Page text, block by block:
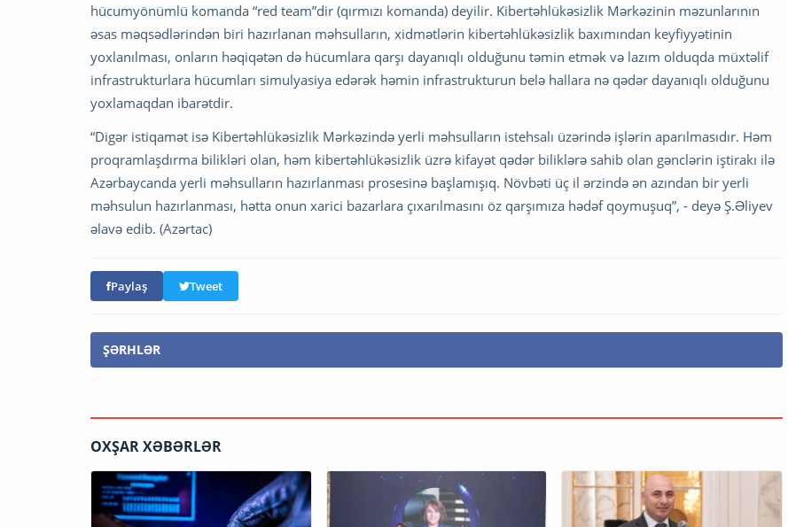
hücumyönümlü komanda “red team”dir (qırmızı komanda) deyilir. Kibertəhlükəsizlik Mərkəzinin məzunlarının
əsas məqsədlərindən biri hazırlanan məhsulların, xidmətlərin kibertəhlükəsizlik baxımından keyfiyyətinin
yoxlanılması, onların həqiqətən də hücumlara qarşı dayanıqlı olduğunu təmin etmək və lazım olduqda müxtəlif
infrastrukturlara hücumları simulyasiya edərək həmin infrastrukturun belə hallara nə qədər dayanıqlı olduğunu
yoxlamaqdan ibarətdir.
“Digər istiqamət isə Kibertəhlükəsizlik Mərkəzində yerli məhsulların istehsalı üzərində işlərin aparılmasıdır. Həm
proqramlaşdırma bilikləri olan, həm kibertəhlükəsizlik üzrə kifayət qədər biliklərə sahib olan gənclərin iştirakı ilə
Azərbaycanda yerli məhsulların hazırlanması prosesinə başlamışıq. Növbəti üç il ərzində ən azından bir yerli
məhsulun hazırlanması, hətta onun xarici bazarlara çıxarılmasını öz qarşımıza hədəf qoymuşuq”, - deyə Ş.Əliyev
əlavə edib. (Azərtac)
Paylaş Tweet
ŞƏRHLƏR
OXŞAR XƏBƏRLƏR